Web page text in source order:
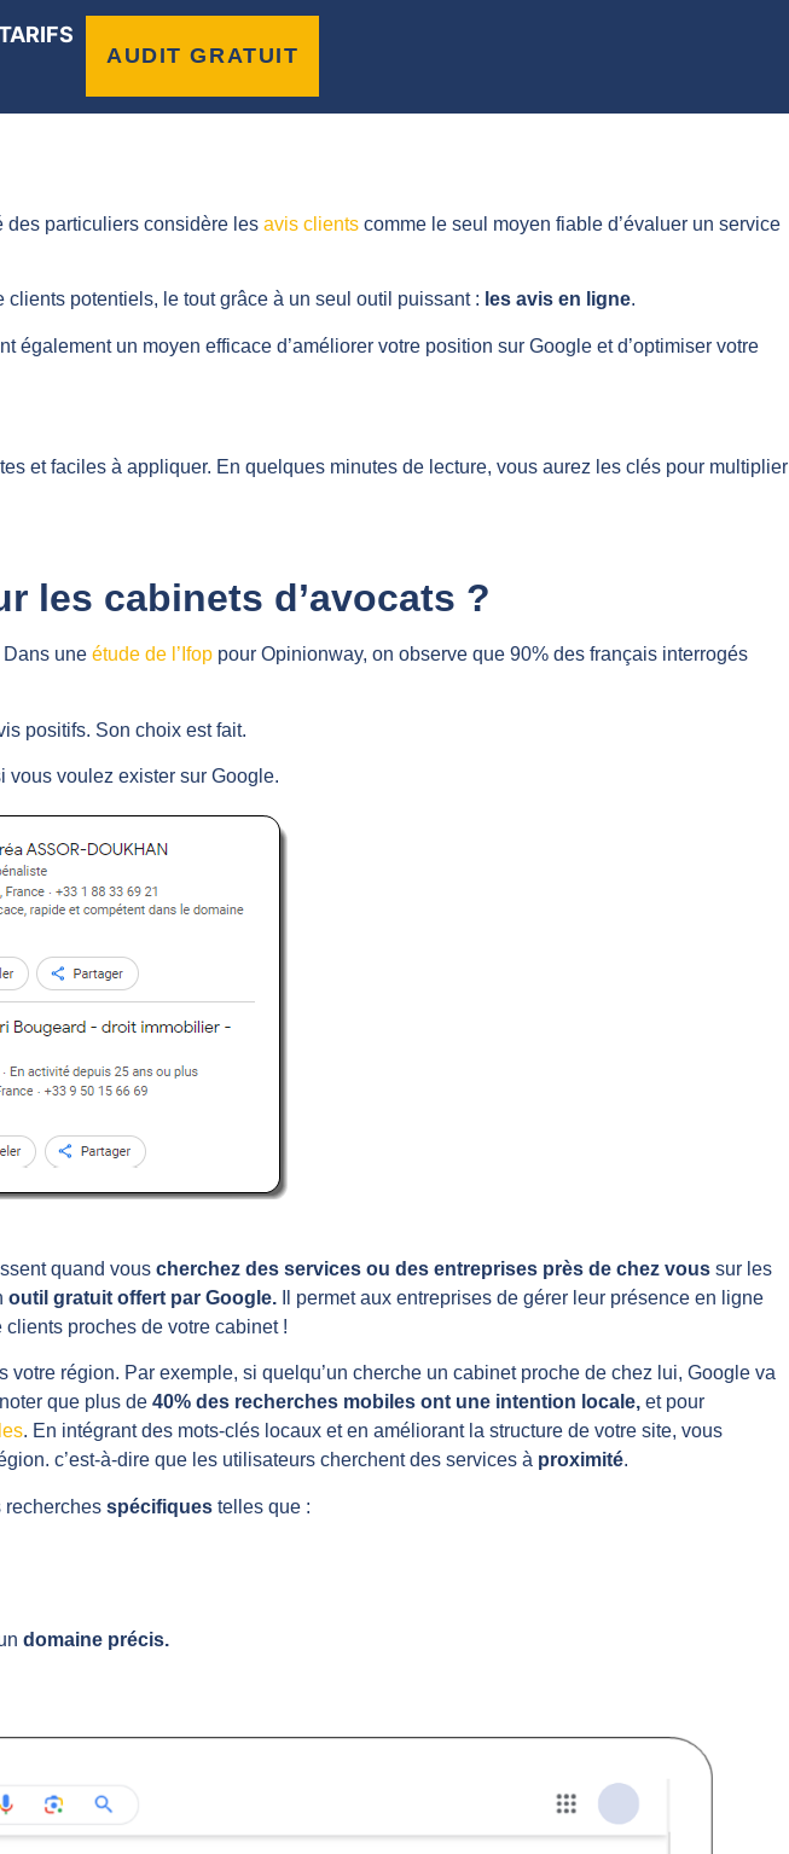
AUDIT GRATUIT
cabinet d’avocats
des particuliers considère les avis clients comme le seul moyen fiable d’évaluer un service
potentiels, le tout grâce à un seul outil puissant : les avis en ligne.
un moyen efficace d’améliorer votre position sur Google et d’optimiser votre
et faciles à appliquer. En quelques minutes de lecture, vous aurez les clés pour multiplier
les cabinets d’avocats ?
une étude de l’Ifop pour Opinionway, on observe que 90% des français interrogés
positifs. Son choix est fait.
vous voulez exister sur Google.
quand vous cherchez des services ou des entreprises près de chez vous sur les
outil gratuit offert par Google. Il permet aux entreprises de gérer leur présence en ligne
proches de votre cabinet !
région. Par exemple, si quelqu’un cherche un cabinet proche de chez lui, Google va
que plus de 40% des recherches mobiles ont une intention locale, et pour
. En intégrant des mots-clés locaux et en améliorant la structure de votre site, vous
c’est-à-dire que les utilisateurs cherchent des services à proximité.
recherches spécifiques telles que :
domaine précis.